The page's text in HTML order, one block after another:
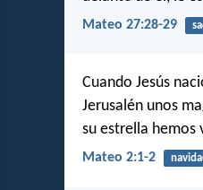
Mateo 27:28-29
Cuando Jesús
Jerusalén unos
su estrella hemos
Mateo 2:1-2